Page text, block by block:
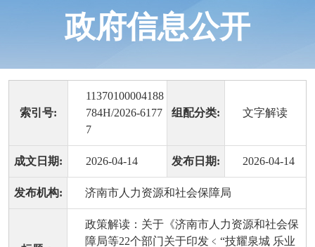
政府信息公开
索引号:
11370100004188
784H/2026-6177
7
组配分类: 文字解读
成文日期: 2026-04-14 发布日期: 2026-04-14
发布机构: 济南市人力资源和社会保障局
政策解读：关于《济南市人力资源和社会保
障局等22个部门关于印发﹤“技耀泉城 乐业